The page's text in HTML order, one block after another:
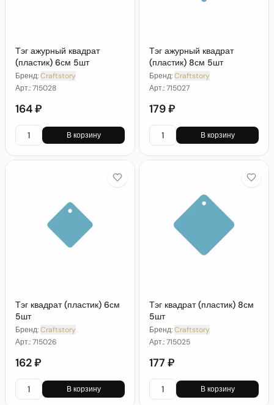
Тэг ажурный квадрат
(пластик) 6см 5шт
Бренд:Craftstory
Арт.:715028
164 ₽
В корзину
Тэг ажурный квадрат
(пластик) 8см 5шт
Бренд:Craftstory
Арт.:715027
179 ₽
В корзину
Тэг квадрат (пластик) 6см
5шт
Бренд:Craftstory
Арт.:715026
162 ₽
В корзину
Тэг квадрат (пластик) 8см
5шт
Бренд:Craftstory
Арт.:715025
177 ₽
В корзину